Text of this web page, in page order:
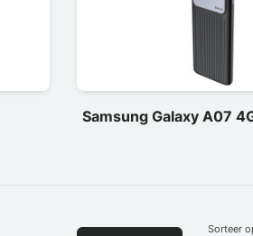
Samsung Galaxy A07
Sorteer